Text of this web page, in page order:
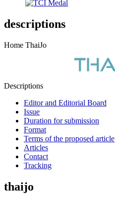
descriptions
Home ThaiJo
Descriptions
Editor and Editorial Board
Issue
Duration for submission
Format
Terms of the proposed article
Articles
Contact
Tracking
thaijo